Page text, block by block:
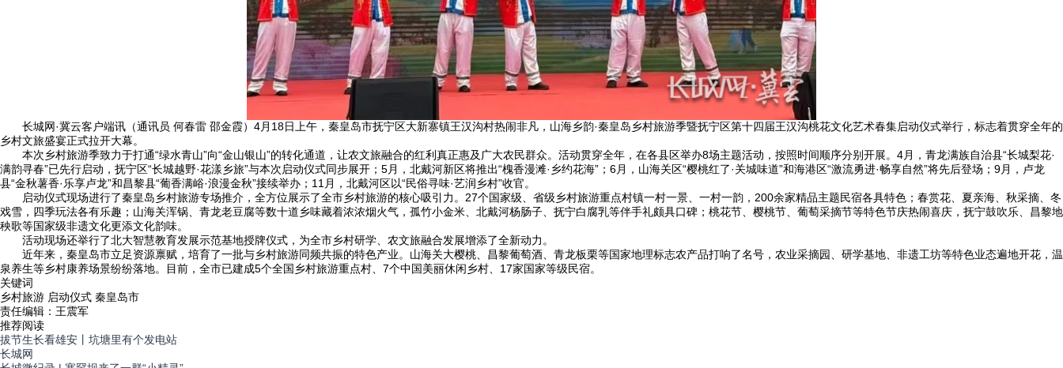
长城网·冀云客户端讯（通讯员 何春雷 邵金霞）4月18日上午，秦皇岛市抚宁区大新寨镇王汉沟村热闹非凡，山海乡韵·秦皇岛乡村旅游季暨抚宁区第十四届王汉沟桃花文化艺术春集启动仪式举行，标志着贯穿全年的
乡村文旅盛宴正式拉开大幕。
本次乡村旅游季致力于打通“绿水青山”向“金山银山”的转化通道，让农文旅融合的红利真正惠及广大农民群众。活动贯穿全年，在各县区举办8场主题活动，按照时间顺序分别开展。4月，青龙满族自治县“长城梨花·
满韵寻春”已先行启动，抚宁区“长城越野·花漾乡旅”与本次启动仪式同步展开；5月，北戴河新区将推出“槐香漫滩·乡约花海”；6月，山海关区“樱桃红了·关城味道”和海港区“激流勇进·畅享自然”将先后登场；9月，卢龙
县“金秋薯香·乐享卢龙”和昌黎县“葡香满峪·浪漫金秋”接续举办；11月，北戴河区以“民俗寻味·艺润乡村”收官。
启动仪式现场进行了秦皇岛乡村旅游专场推介，全方位展示了全市乡村旅游的核心吸引力。27个国家级、省级乡村旅游重点村镇一村一景、一村一韵，200余家精品主题民宿各具特色；春赏花、夏亲海、秋采摘、冬
戏雪，四季玩法各有乐趣；山海关浑锅、青龙老豆腐等数十道乡味藏着浓浓烟火气，孤竹小金米、北戴河杨肠子、抚宁白腐乳等伴手礼颇具口碑；桃花节、樱桃节、葡萄采摘节等特色节庆热闹喜庆，抚宁鼓吹乐、昌黎地
秧歌等国家级非遗文化更添文化韵味。
活动现场还举行了北大智慧教育发展示范基地授牌仪式，为全市乡村研学、农文旅融合发展增添了全新动力。
近年来，秦皇岛市立足资源禀赋，培育了一批与乡村旅游同频共振的特色产业。山海关大樱桃、昌黎葡萄酒、青龙板栗等国家地理标志农产品打响了名号，农业采摘园、研学基地、非遗工坊等特色业态遍地开花，温
泉养生等乡村康养场景纷纷落地。目前，全市已建成5个全国乡村旅游重点村、7个中国美丽休闲乡村、17家国家等级民宿。
关键词
乡村旅游 启动仪式 秦皇岛市
责任编辑：王震军
推荐阅读
拔节生长看雄安丨坑塘里有个发电站
长城网